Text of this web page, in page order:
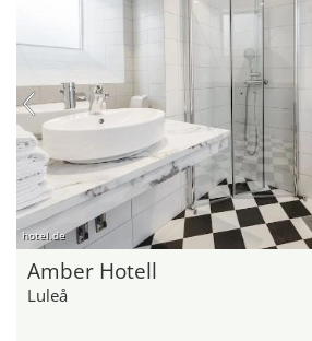
hotel.de
Amber Hotell
Luleå